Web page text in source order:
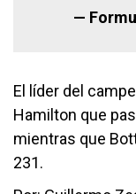
—
El líder del
Hamilton que
mientras que
231.